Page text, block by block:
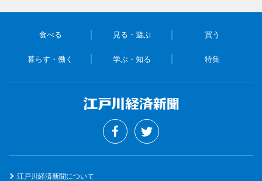
食べる 見る・遊ぶ 買う
暮らす・働く 学ぶ・知る 特集
江戸川経済新聞について